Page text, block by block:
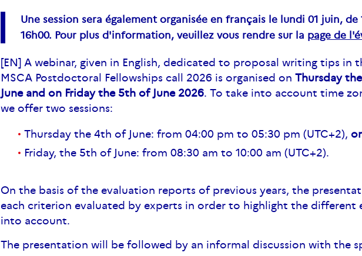
Une session sera également organisée en français le lundi 01 juin, de
16h00. Pour plus d'information, veuillez vous rendre sur la page de
[EN] A webinar, given in English, dedicated to proposal writing tips in
MSCA Postdoctoral Fellowships call 2026 is organised onThursday
June and on Friday the 5thof June 2026. To take into account time
we offer two sessions:
Thursday the 4th of June: from 04:00 pm to 05:30 pm (UTC+2),or
Friday, the 5th of June: from 08:30 am to 10:00 am (UTC+2).
On the basis of the evaluation reports of previous years, the
each criterion evaluated by experts in order to highlight the different
into account.
The presentation will be followed by an informal discussion with the